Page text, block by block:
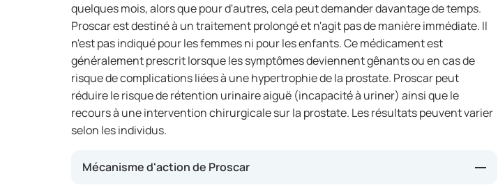
quelques mois, alors que pour d'autres, cela peut demander davantage de temps.
Proscar est destiné à un traitement prolongé et n'agit pas de manière immédiate. Il
n'est pas indiqué pour les femmes ni pour les enfants. Ce médicament est
généralement prescrit lorsque les symptômes deviennent gênants ou en cas de
risque de complications liées à une hypertrophie de la prostate. Proscar peut
réduire le risque de rétention urinaire aiguë (incapacité à uriner) ainsi que le
recours à une intervention chirurgicale sur la prostate. Les résultats peuvent varier
selon les individus.
Mécanisme d'action de Proscar